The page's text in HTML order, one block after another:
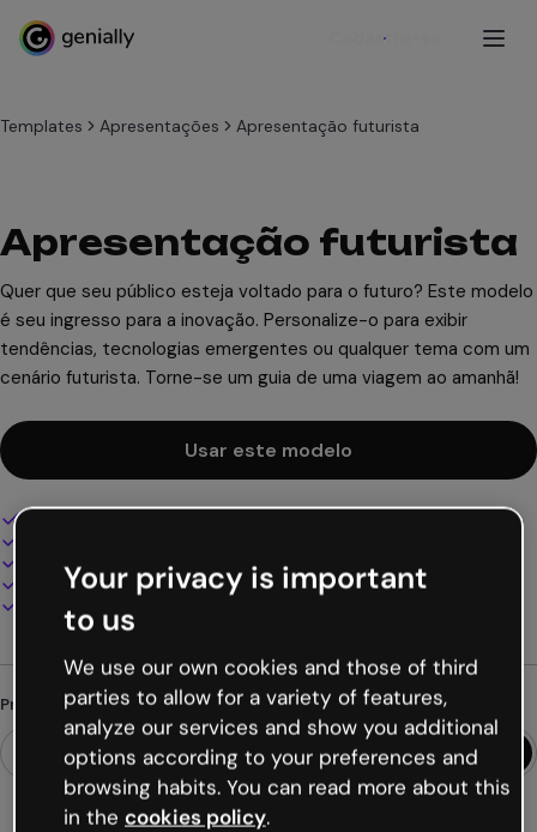
Cadastre-se
Templates Apresentações Apresentação futurista
Apresentação futurista
Quer que seu público esteja voltado para o futuro? Este modelo
é seu ingresso para a inovação. Personalize-o para exibir
tendências, tecnologias emergentes ou qualquer tema com um
cenário futurista. Torne-se um guia de uma viagem ao amanhã!
Usar este modelo
Design interativo e animado
Adicione áudio, vídeo e multimídia
Apresente, compartilhe ou publique online
Baixe em PDF, MP4 e outros formatos
Procurando algo diferente?
Your privacy is important
to us
We use our own cookies and those of third
parties to allow for a variety of features,
analyze our services and show you additional
options according to your preferences and
browsing habits. You can read more about this
in the cookies policy.